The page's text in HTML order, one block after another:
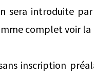
sera introduite
complet voir la
inscription